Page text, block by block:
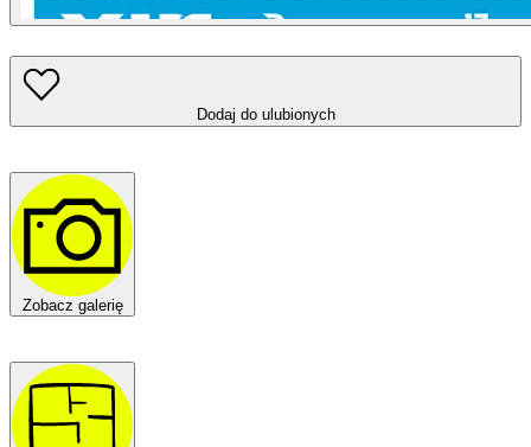
Dodaj do ulubionych
Zobacz galerię